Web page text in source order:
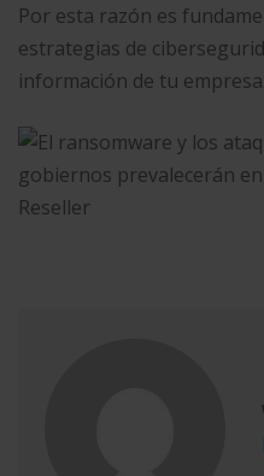
Por esta razón es
estrategias de
información de tu empresa.